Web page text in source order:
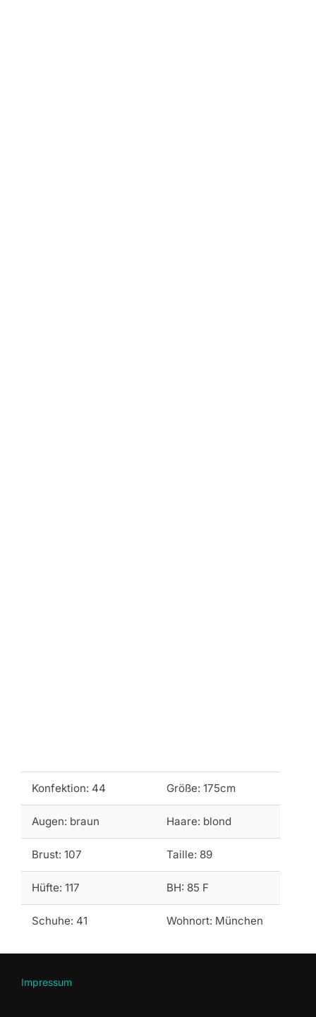
Konfektion: 44 Größe: 175cm
Augen: braun Haare: blond
Brust: 107 Taille: 89
Hüfte: 117 BH: 85 F
Schuhe: 41 Wohnort: München
Impressum